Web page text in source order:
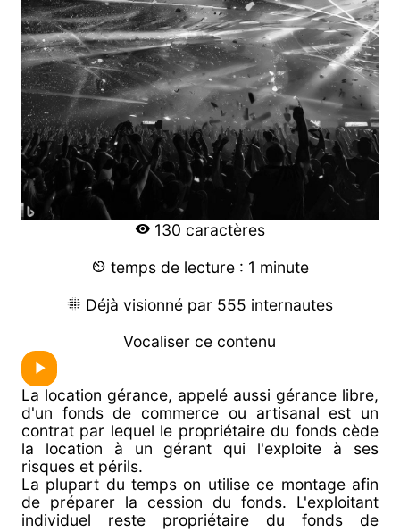
130 caractères
temps de lecture : 1 minute
Déjà visionné par 555 internautes
Vocaliser ce contenu
La location gérance, appelé aussi gérance libre,
d'un fonds de commerce ou artisanal est un
contrat par lequel le propriétaire du fonds cède
la location à un gérant qui l'exploite à ses
risques et périls.
La plupart du temps on utilise ce montage afin
de préparer la cession du fonds. L'exploitant
individuel reste propriétaire du fonds de